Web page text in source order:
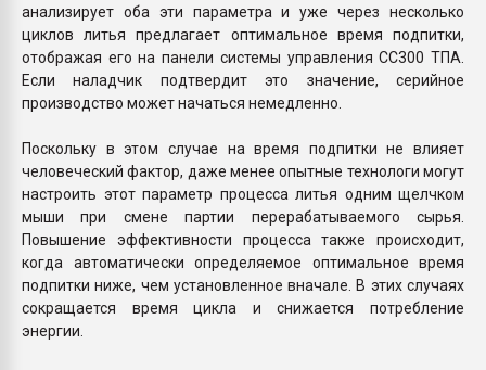
анализирует оба эти параметра и уже через несколько
циклов литья предлагает оптимальное время подпитки,
отображая его на панели системы управления CC300 ТПА.
Если наладчик подтвердит это значение, серийное
производство может начаться немедленно.
Поскольку в этом случае на время подпитки не влияет
человеческий фактор, даже менее опытные технологи могут
настроить этот параметр процесса литья одним щелчком
мыши при смене партии перерабатываемого сырья.
Повышение эффективности процесса также происходит,
когда автоматически определяемое оптимальное время
подпитки ниже, чем установленное вначале. В этих случаях
сокращается время цикла и снижается потребление
энергии.